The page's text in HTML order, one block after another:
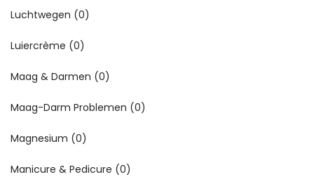
Luchtwegen (0)
Luiercrème (0)
Maag & Darmen (0)
Maag-Darm Problemen (0)
Magnesium (0)
Manicure & Pedicure (0)